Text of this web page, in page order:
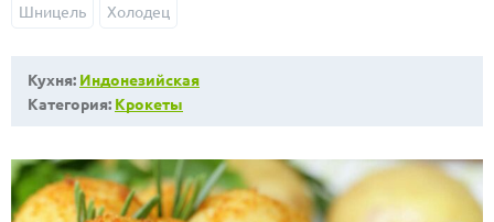
Шницель Холодец
Кухня: Индонезийская
Категория: Крокеты